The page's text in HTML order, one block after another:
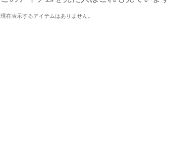
現在表示するアイテムはありません。